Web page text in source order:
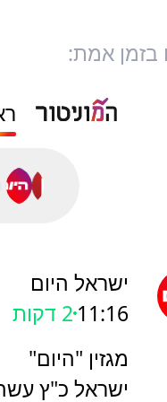
בזמן אמת:
ישראל היום
11:16 2 דקות
מגזין "היום"
ישראל כ"ץ